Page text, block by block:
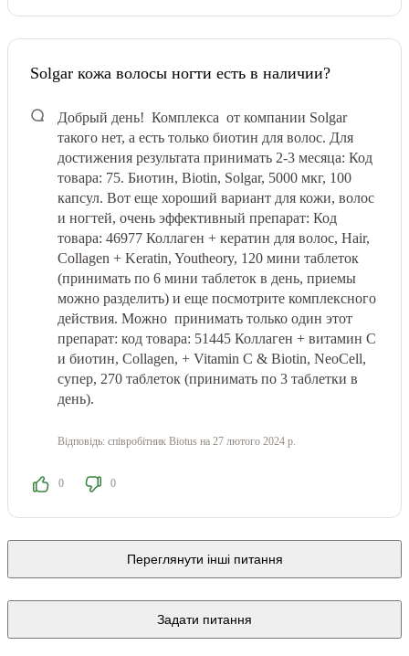
Solgar кожа волосы ногти есть в наличии?
Добрый день! Комплекса от компании Solgar
такого нет, а есть только биотин для волос. Для
достижения результата принимать 2-3 месяца: Код
товара: 75. Биотин, Biotin, Solgar, 5000 мкг, 100
капсул. Вот еще хороший вариант для кожи, волос
и ногтей, очень эффективный препарат: Код
товара: 46977 Коллаген + кератин для волос, Hair,
Collagen + Keratin, Youtheory, 120 мини таблеток
(принимать по 6 мини таблеток в день, приемы
можно разделить) и еще посмотрите комплексного
действия. Можно принимать только один этот
препарат: код товара: 51445 Коллаген + витамин С
и биотин, Collagen, + Vitamin C & Biotin, NeoCell,
супер, 270 таблеток (принимать по 3 таблетки в
день).
Відповідь: співробітник Biotus на 27 лютого 2024 р.
0 0
Переглянути інші питання
Задати питання